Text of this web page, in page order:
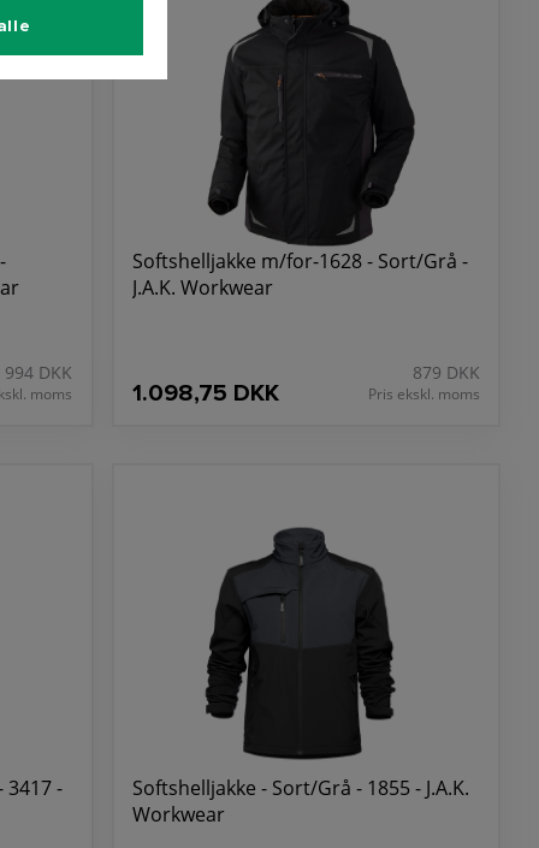
994 DKK
moms
Softshelljakke m/for-1628 - Sort/Grå -
J.A.K. Workwear
1.098,75 DKK
879 DKK
Pris ekskl. moms
3417 -
Softshelljakke - Sort/Grå - 1855 - J.A.K.
Workwear